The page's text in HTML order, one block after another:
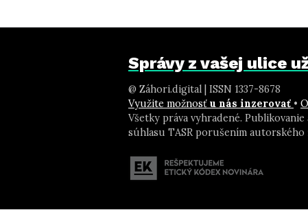
Správy z vašej ulice
@ Záhori.digital | ISSN 1337-8678
Využite možnosť u nás inzerovať •
Všetky práva vyhradené.
súhlasu TASR porušením autorského